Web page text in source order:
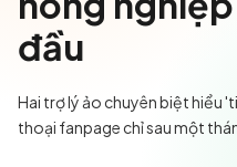
đầu
Hai trợ lý ảo chuyên biệt hiểu
thoại fanpage chỉ sau một